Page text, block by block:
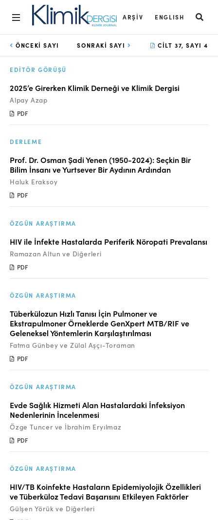
ARŞIV ENGLISH
Ana Sayfa
Arşiv
Amaç ve Kapsam
Açık Erişim İlkesi
Yayın Kurulu
Etik İlkeler
Editoryal Süreç
Danışmanlık Süreci
Yazarlara Bilgi
Online Makale Gönderimi
Dizinler
Telif Hakları
İletişim
FACEBOOK TWITTER
ÖNCEKI SAYI SONRAKI SAYI CILT 37, SAYI 4
EDITÖR GÖRÜŞÜ
2025’e Girerken Klimik Derneği ve Klimik Dergisi
Alpay Azap
PDF
DERLEME
Prof. Dr. Osman Şadi Yenen (1950-2024): Seçkin Bir
Bilim İnsanı ve Yurtsever Bir Aydının Ardından
Haluk Eraksoy
PDF
ÖZGÜN ARAŞTIRMA
HIV ile İnfekte Hastalarda Periferik Nöropati Prevalansı
Ramazan Altun ve Diğerleri
PDF
ÖZGÜN ARAŞTIRMA
Tüberkülozun Hızlı Tanısı İçin Pulmoner ve
Ekstrapulmoner Örneklerde GenXpert MTB/RIF ve
Geleneksel Yöntemlerin Karşılaştırılması
Fatma Günbey ve Zülal Aşçı-Toraman
PDF
ÖZGÜN ARAŞTIRMA
Evde Sağlık Hizmeti Alan Hastalardaki İnfeksiyon
Nedenlerinin İncelenmesi
Özge Tuncer ve İbrahim Eryılmaz
PDF
ÖZGÜN ARAŞTIRMA
HIV/TB Koinfekte Hastaların Epidemiyolojik Özellikleri
ve Tüberküloz Tedavi Başarısını Etkileyen Faktörler
Gülşen Yörük ve Diğerleri